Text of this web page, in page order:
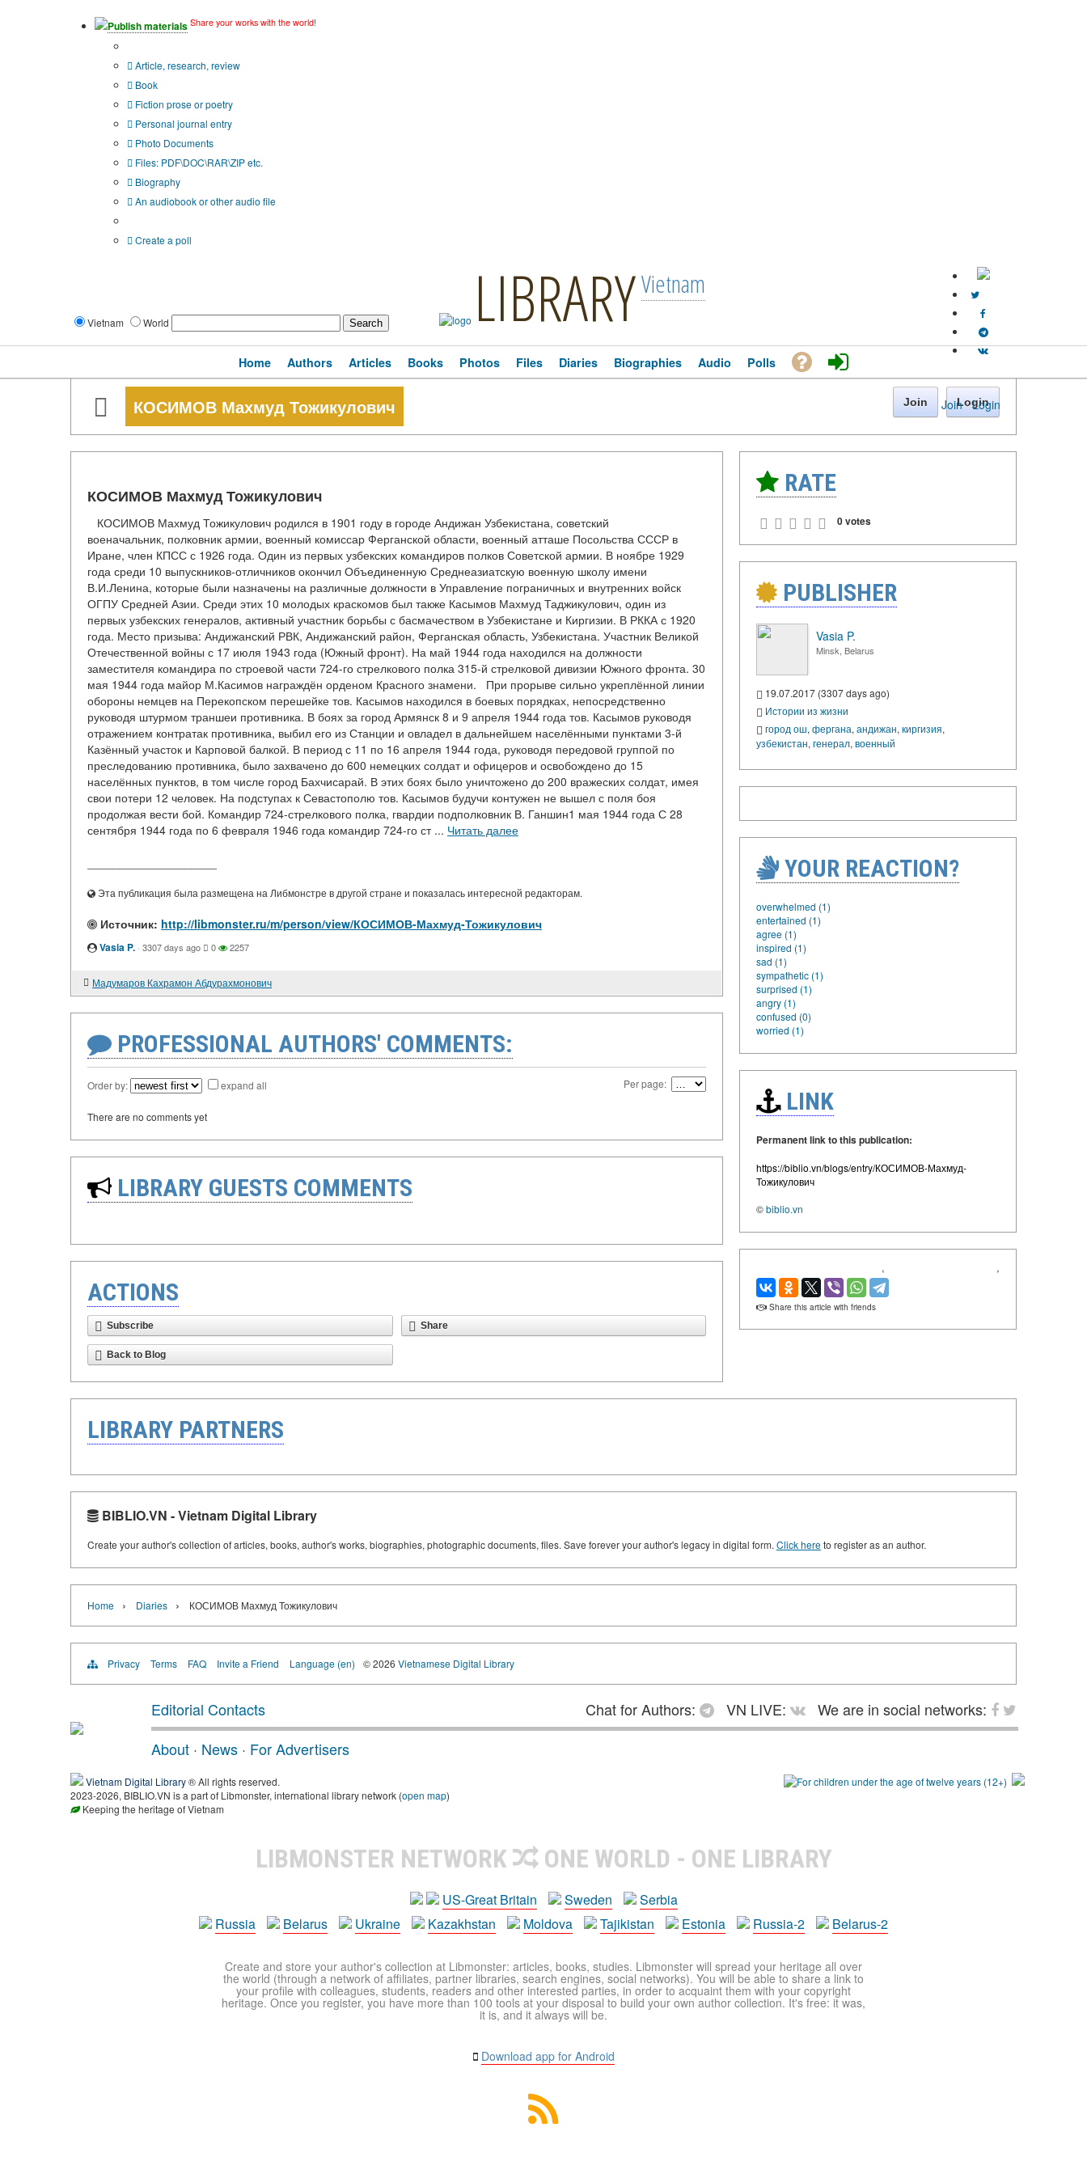
Publish materials Share your works with the world!
Article, research, review
Book
Fiction prose or poetry
Personal journal entry
Photo Documents
Files: PDF\DOC\RAR\ZIP etc.
Biography
An audiobook or other audio file
Create a poll
Vietnam World LIBRARYVietnam
Join · Login
Home Authors Articles Books Photos Files Diaries Biographies Audio Polls
КОСИМОВ Махмуд Тожикулович Join Login
КОСИМОВ Махмуд Тожикулович
КОСИМОВ Махмуд Тожикулович родился в 1901 году в городе Андижан Узбекистана, советский
военачальник, полковник армии, военный комиссар Ферганской области, военный атташе Посольства СССР в
Иране, член КПСС с 1926 года. Один из первых узбекских командиров полков Советской армии. В ноябре 1929
года среди 10 выпускников-отличников окончил Объединенную Среднеазиатскую военную школу имени
В.И.Ленина, которые были назначены на различные должности в Управление пограничных и внутренних войск
ОГПУ Средней Азии. Среди этих 10 молодых краскомов был также Касымов Махмуд Таджикулович, один из
первых узбекских генералов, активный участник борьбы с басмачеством в Узбекистане и Киргизии. В РККА с 1920
года. Место призыва: Андижанский РВК, Андижанский район, Ферганская область, Узбекистана. Участник Великой
Отечественной войны с 17 июля 1943 года (Южный фронт). На май 1944 года находился на должности
заместителя командира по строевой части 724-го стрелкового полка 315-й стрелковой дивизии Южного фронта. 30
мая 1944 года майор М.Касимов награждён орденом Красного знамени. При прорыве сильно укреплённой линии
обороны немцев на Перекопском перешейке тов. Касымов находился в боевых порядках, непосредственно
руководя штурмом траншеи противника. В боях за город Армянск 8 и 9 апреля 1944 года тов. Касымов руководя
отражением контратак противника, выбил его из Станции и овладел в дальнейшем населёнными пунктами 3-й
Казённый участок и Карповой балкой. В период с 11 по 16 апреля 1944 года, руководя передовой группой по
преследованию противника, было захвачено до 600 немецких солдат и офицеров и освобождено до 15
населённых пунктов, в том числе город Бахчисарай. В этих боях было уничтожено до 200 вражеских солдат, имея
свои потери 12 человек. На подступах к Севастополю тов. Касымов будучи контужен не вышел с поля боя
продолжая вести бой. Командир 724-стрелкового полка, гвардии подполковник В. Ганшин1 мая 1944 года С 28
сентября 1944 года по 6 февраля 1946 года командир 724-го ст ... Читать далее
Эта публикация была размещена на Либмонстре в другой стране и показалась интересной редакторам.
Источник: http://libmonster.ru/m/person/view/КОСИМОВ-Махмуд-Тожикулович
Vasia P. · 3307 days ago 0 2257
Мадумаров Кахрамон Абдурахмонович
PROFESSIONAL AUTHORS' COMMENTS:
Order by: expand all Per page:
There are no comments yet
LIBRARY GUESTS COMMENTS
ACTIONS
Subscribe Share
Back to Blog
RATE
0 votes
PUBLISHER
Vasia P.
Minsk, Belarus
19.07.2017 (3307 days ago)
Истории из жизни
город ош, фергана, андижан, киргизия,
узбекистан, генерал, военный
YOUR REACTION?
overwhelmed (1)
entertained (1)
agree (1)
inspired (1)
sad (1)
sympathetic (1)
surprised (1)
angry (1)
confused (0)
worried (1)
LINK
Permanent link to this publication:
https://biblio.vn/blogs/entry/КОСИМОВ-Махмуд-
Тожикулович
©biblio.vn
‹ ›
Share this article with friends
LIBRARY PARTNERS
BIBLIO.VN - Vietnam Digital Library
Create your author's collection of articles, books, author's works, biographies, photographic documents, files. Save forever your author's legacy in digital form. Click hereto register as an author.
Home › Diaries › КОСИМОВ Махмуд Тожикулович
Privacy Terms FAQ Invite a Friend Language (en) © 2026 Vietnamese Digital Library
Editorial Contacts Chat for Authors: VN LIVE:
We are in social networks:
About · News · For Advertisers
Vietnam Digital Library® All rights reserved.
2023-2026, BIBLIO.VN is a part of Libmonster, international library network (open map)
Keeping the heritage of Vietnam
LIBMONSTER NETWORK ONE WORLD - ONE LIBRARY
US-Great Britain Sweden
Serbia
Russia
Belarus Ukraine Kazakhstan Moldova Tajikistan Estonia Russia-2 Belarus-2
Create and store your author's collection at Libmonster: articles, books, studies. Libmonster will spread your heritage all over
the world (through a network of affiliates, partner libraries, search engines, social networks). You will be able to share a link to
your profile with colleagues, students, readers and other interested parties, in order to acquaint them with your copyright
heritage. Once you register, you have more than 100 tools at your disposal to build your own author collection. It's free: it was,
it is, and it always will be.
Download app for Android